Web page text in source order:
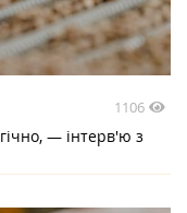
1106
— інтерв'ю з